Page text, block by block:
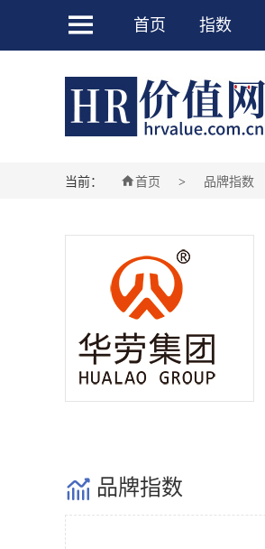
 首页 指数
当前： 首页 > 品牌指数
 品牌指数